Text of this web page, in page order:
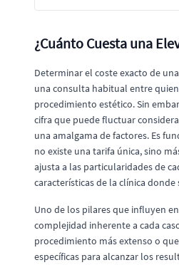
¿Cuánto Cuesta una
Determinar el coste exacto de una
una consulta habitual entre
procedimiento estético. Sin
cifra que puede fluctuar
una amalgama de factores. Es
no existe una tarifa única, sino
ajusta a las particularidades de
características de la clínica
Uno de los pilares que influyen
complejidad inherente a cada
procedimiento más extenso o
específicas para alcanzar los